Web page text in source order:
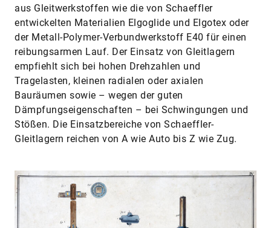
aus Gleitwerkstoffen wie die von Schaeffler
entwickelten Materialien Elgo­glide und Elgotex oder
der Metall-Polymer-Verbundwerkstoff E40 für einen
reibungsarmen Lauf. Der Einsatz von Gleitlagern
empfiehlt sich bei hohen Drehzahlen und
Tragelasten, kleinen radialen oder axialen
Bauräumen sowie – wegen der guten
Dämpfungseigenschaften – bei Schwingungen und
Stößen. Die Einsatzbereiche von Schaeffler-
Gleitlagern reichen von A wie Auto bis Z wie Zug.